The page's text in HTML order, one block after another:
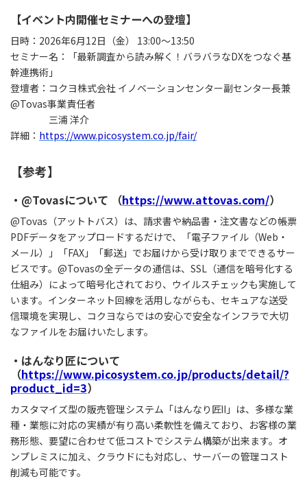
【イベント内開催セミナーへの登壇】
日時：2026年6月12日（金） 13:00～13:50
セミナー名：「最新調査から読み解く！バラバラなDXをつなぐ基
幹連携術」
登壇者：コクヨ株式会社 イノベーションセンター副センター長兼
@Tovas事業責任者
三浦 洋介
詳細： https://www.picosystem.co.jp/fair/
【参考】
・@Tovasについて （https://www.attovas.com/）
@Tovas（アットトバス）は、請求書や納品書・注文書などの帳票
PDFデータをアップロードするだけで、「電子ファイル（Web・
メール）」「FAX」「郵送」でお届けから受け取りまでできるサー
ビスです。@Tovasの全データの通信は、SSL（通信を暗号化する
仕組み）によって暗号化されており、ウイルスチェックも実施して
います。インターネット回線を活用しながらも、セキュアな送受
信環境を実現し、コクヨならではの安心で安全なインフラで大切
なファイルをお届けいたします。
・はんなり匠について
（https://www.picosystem.co.jp/products/detail/?
product_id=3）
カスタマイズ型の販売管理システム「はんなり匠Ⅱ」は、多様な業
種・業態に対応の実績が有り高い柔軟性を備えており、お客様の業
務形態、要望に合わせて低コストでシステム構築が出来ます。オ
ンプレミスに加え、クラウドにも対応し、サーバーの管理コスト
削減も可能です。